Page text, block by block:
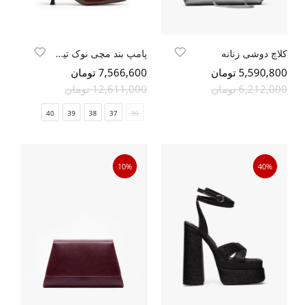
کلاچ دوشی زنانه
5,590,800 تومان
6,212,000 تومان
پامپ بند مچی نوک‌ تیز جگری ورنی چروک
7,566,600 تومان
12,611,000 تومان
36
37
38
39
40
40%
10%